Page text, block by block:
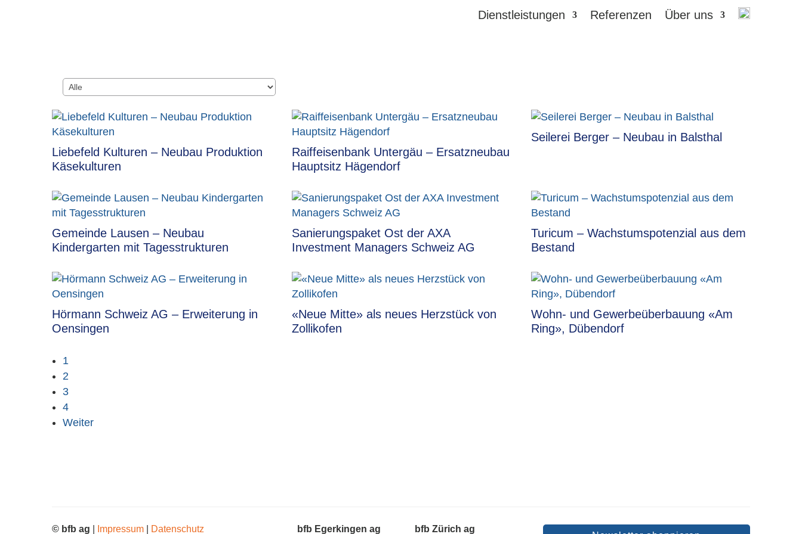
Dienstleistungen Referenzen Über uns
Liebefeld Kulturen – Neubau Produktion
Käsekulturen
Raiffeisenbank Untergäu – Ersatzneubau
Hauptsitz Hägendorf
Seilerei Berger – Neubau in Balsthal
Gemeinde Lausen – Neubau
Kindergarten mit Tagesstrukturen
Sanierungspaket Ost der AXA
Investment Managers Schweiz AG
Turicum – Wachstumspotenzial aus dem
Bestand
Hörmann Schweiz AG – Erweiterung in
Oensingen
«Neue Mitte» als neues Herzstück von
Zollikofen
Wohn- und Gewerbeüberbauung «Am
Ring», Dübendorf
1
2
3
4
Weiter
© bfb ag Impressum Datenschutz bfb Egerkingen ag bfb Zürich ag